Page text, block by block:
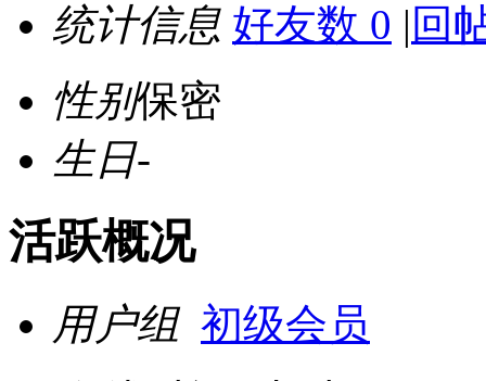
统计信息 好友数 0 | 回
性别保密
生日-
活跃概况
用户组 初级会员